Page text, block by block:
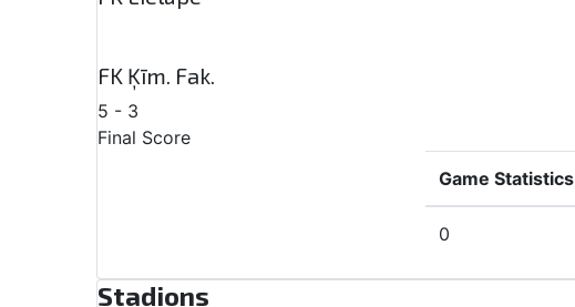
FK Ķīm. Fak.
5 - 3
Final Score
Game Statistics
0
Stadions